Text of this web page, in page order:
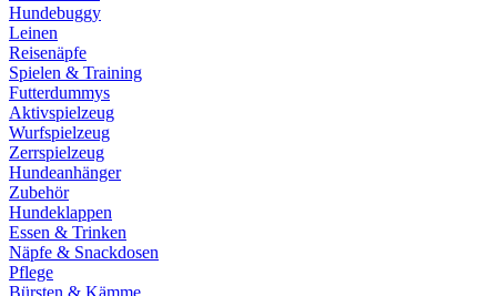
Hundebuggy
Leinen
Reisenäpfe
Spielen & Training
Futterdummys
Aktivspielzeug
Wurfspielzeug
Zerrspielzeug
Hundeanhänger
Zubehör
Hundeklappen
Essen & Trinken
Näpfe & Snackdosen
Pflege
Bürsten & Kämme